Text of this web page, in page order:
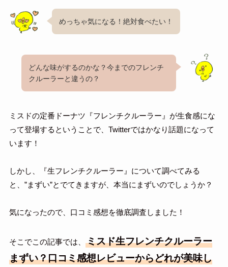
めっちゃ気になる！絶対食べたい！
どんな味がするのかな？今までのフレンチ
クルーラーと違うの？
ミスドの定番ドーナツ『フレンチクルーラー』が生食感にな
って登場するということで、Twitterではかなり話題になって
います！
しかし、『生フレンチクルーラー』について調べてみる
と、”まずい”とでてきますが、本当にまずいのでしょうか？
気になったので、口コミ感想を徹底調査しました！
そこでこの記事では、
ミスド生フレンチクルーラー
まずい？口コミ感想レビューからどれが美味し